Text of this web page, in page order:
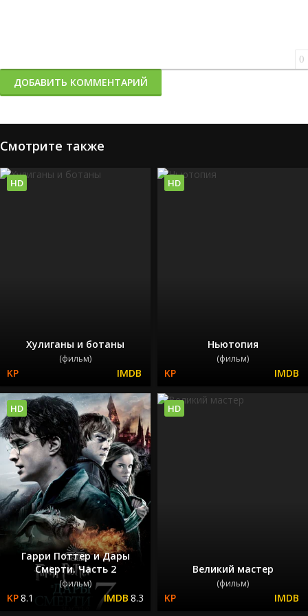
0
ДОБАВИТЬ КОММЕНТАРИЙ
Смотрите также
Хулиганы и ботаны
(фильм)
HD
Ньютопия
(фильм)
HD
Гарри Поттер и Дары
Смерти. Часть 2
(фильм)
8.1 8.3
HD
Великий мастер
(фильм)
HD